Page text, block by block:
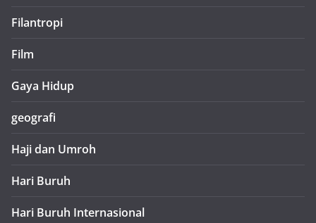
Filantropi
Film
Gaya Hidup
geografi
Haji dan Umroh
Hari Buruh
Hari Buruh Internasional